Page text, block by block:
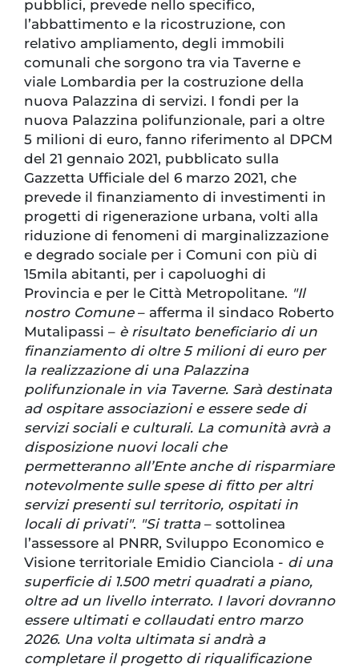
pubblici, prevede nello specifico,
l’abbattimento e la ricostruzione, con
relativo ampliamento, degli immobili
comunali che sorgono tra via Taverne e
viale Lombardia per la costruzione della
nuova Palazzina di servizi. I fondi per la
nuova Palazzina polifunzionale, pari a oltre
5 milioni di euro, fanno riferimento al DPCM
del 21 gennaio 2021, pubblicato sulla
Gazzetta Ufficiale del 6 marzo 2021, che
prevede il finanziamento di investimenti in
progetti di rigenerazione urbana, volti alla
riduzione di fenomeni di marginalizzazione
e degrado sociale per i Comuni con più di
15mila abitanti, per i capoluoghi di
Provincia e per le Città Metropolitane. "Il
nostro Comune– afferma il sindaco Roberto
Mutalipassi – è risultato beneficiario di un
finanziamento di oltre 5 milioni di euro per
la realizzazione di una Palazzina
polifunzionale in via Taverne. Sarà destinata
ad ospitare associazioni e essere sede di
servizi sociali e culturali. La comunità avrà a
disposizione nuovi locali che
permetteranno all’Ente anche di risparmiare
notevolmente sulle spese di fitto per altri
servizi presenti sul territorio, ospitati in
locali di privati". "Si tratta– sottolinea
l’assessore al PNRR, Sviluppo Economico e
Visione territoriale Emidio Cianciola - di una
superficie di 1.500 metri quadrati a piano,
oltre ad un livello interrato. I lavori dovranno
essere ultimati e collaudati entro marzo
2026. Una volta ultimata si andrà a
completare il progetto di riqualificazione